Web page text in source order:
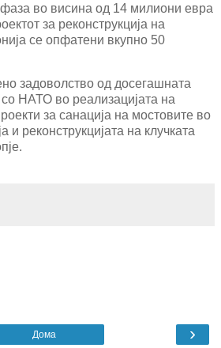
во висина од 14 милиони евра
за реконструкција на
се опфатени вкупно 50
задоволство од досегашната
НАТО во реализацијата на
за санација на мостовите во
и реконструкцијата на клучката
›
Дома